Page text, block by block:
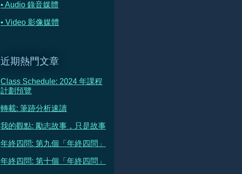
• Audio 錄音媒體
• Video 影像媒體
近期熱門文章
Class Schedule: 2024 年課程
計劃預覽
轉載: 筆跡分析速讀
我的觀點: 勵志故事，只是故事
年終四問: 第九個「年終四問」
年終四問: 第十個「年終四問」